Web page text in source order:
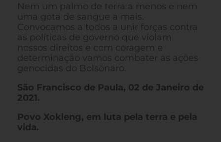
Nem um palmo de terra a menos e nem
uma gota de sangue a mais.
Convocamos a todos a unir forças contra
as políticas de governo que violam
nossos direitos e com coragem e
determinação vamos combater as ações
genocidas do Bolsonaro.
São Francisco de Paula, 02 de Janeiro de
2021.
Povo Xokleng, em luta pela terra e pela
vida.